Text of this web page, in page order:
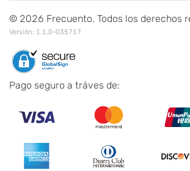
© 2026 Frecuento. Todos los derechos
Versión: 1.1.0-035717
Pago seguro a tráves de: